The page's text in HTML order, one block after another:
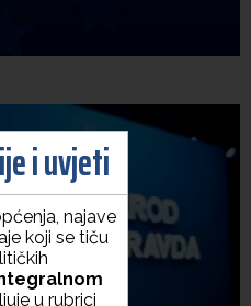
i uvjeti
najave
koji se tiču
u rubrici